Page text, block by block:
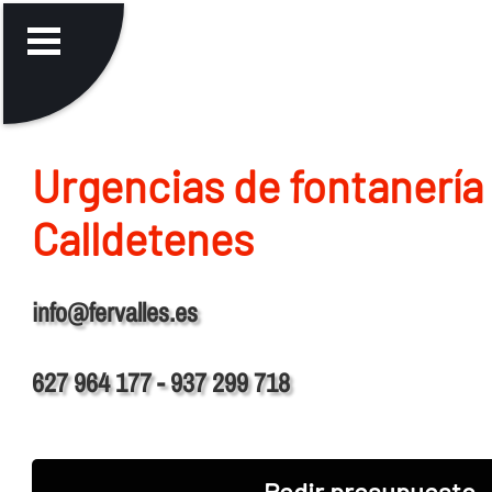
Urgencias de fontanerí­a
Calldetenes
info@fervalles.es
627 964 177 - 937 299 718